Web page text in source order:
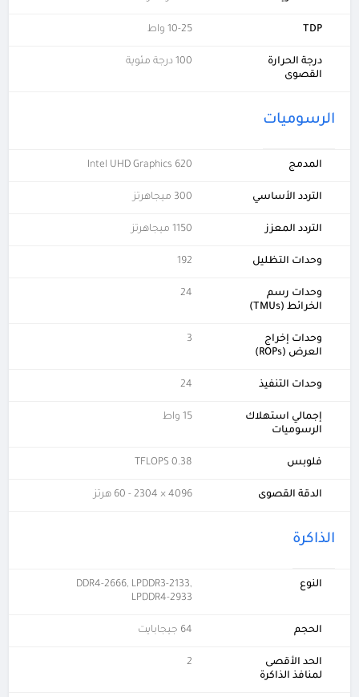
TDP 10-25 واط
درجة الحرارة
القصوى
100 درجة مئوية
الرسوميات
المدمج Intel UHD Graphics 620
التردد الأساسي 300 ميجاهرتز
التردد المعزز 1150 ميجاهرتز
وحدات التظليل 192
وحدات رسم
الخرائط (TMUs)
24
وحدات إخراج
العرض (ROPs)
وحدات التنفيذ 24
إجمالي استهلاك
الرسوميات
15 واط
فلوبس 0.38 TFLOPS
الدقة القصوى 4096 × 2304 - 60 هرتز
الذاكرة
النوع
DDR4-2666, LPDDR3-2133,
LPDDR4-2933
الحجم 64 جيجابايت
الحد الأقصى
لمنافذ الذاكرة